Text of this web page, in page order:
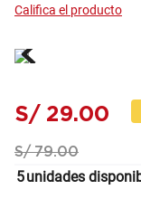
S/ 29.00
S/ 79.00
5unidades